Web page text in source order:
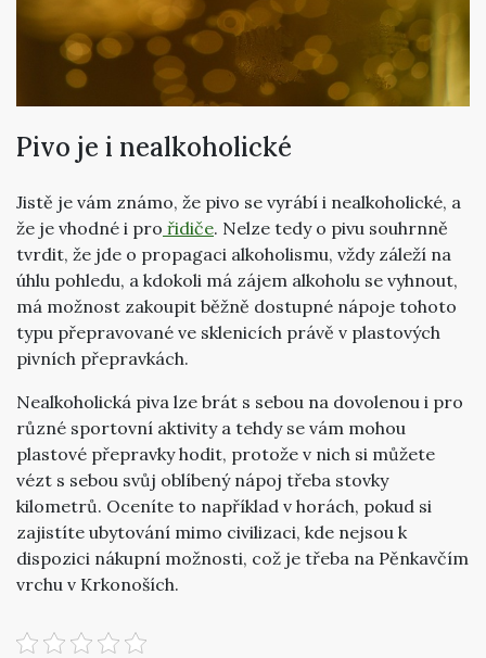
Pivo je i nealkoholické
Jistě je vám známo, že pivo se vyrábí i nealkoholické, a
že je vhodné i pro řidiče. Nelze tedy o pivu souhrnně
tvrdit, že jde o propagaci alkoholismu, vždy záleží na
úhlu pohledu, a kdokoli má zájem alkoholu se vyhnout,
má možnost zakoupit běžně dostupné nápoje tohoto
typu přepravované ve sklenicích právě v plastových
pivních přepravkách.
Nealkoholická piva lze brát s sebou na dovolenou i pro
různé sportovní aktivity a tehdy se vám mohou
plastové přepravky hodit, protože v nich si můžete
vézt s sebou svůj oblíbený nápoj třeba stovky
kilometrů. Oceníte to například v horách, pokud si
zajistíte ubytování mimo civilizaci, kde nejsou k
dispozici nákupní možnosti, což je třeba na Pěnkavčím
vrchu v Krkonoších.